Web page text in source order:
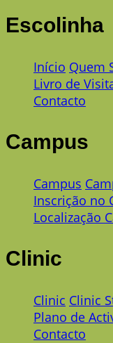
Escolinha
Início Quem
Livro de
Contacto
Campus
Campus
Inscrição no
Localização
Clinic
Clinic Clinic
Plano de
Contacto